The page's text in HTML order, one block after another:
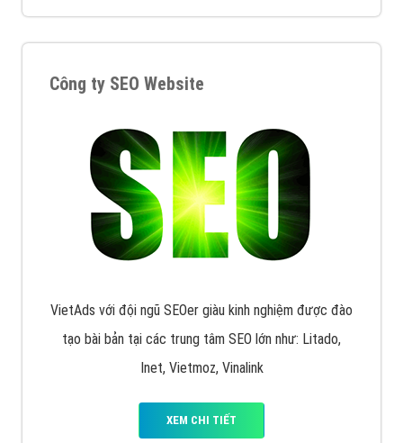
VietAds triển khai dịch vụ quảng cáo Banner Google
Display Network cho các khách hàng Doanh Nghiệp
muốn đặt Banner
Công ty SEO Website